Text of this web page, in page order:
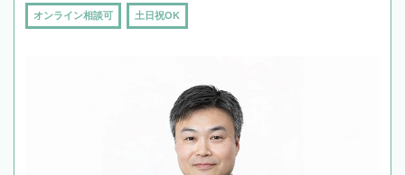
オンライン相談可 土日祝OK